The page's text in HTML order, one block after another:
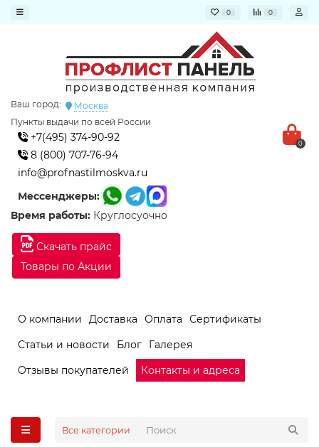
0 0
Скачать прайс
Товары по Акции
Ваш город:
Москва
Пункты выдачи по всей России
+7(495) 374-90-92
8 (800) 707-76-94
info@profnastilmoskva.ru
Мессенджеры:
Время работы: Круглосуочно
0
О компании Доставка Оплата
Сертификаты
Статьи и новости
Блог
Галерея
Отзывы покупателей
Контакты и адреса
Все категории